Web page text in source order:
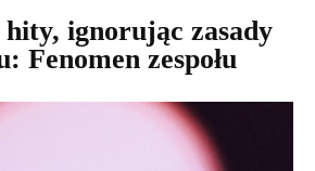
ignorując zasady
Fenomen zespołu